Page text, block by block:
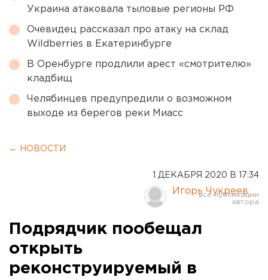
Украина атаковала тыловые регионы РФ
Очевидец рассказал про атаку на склад
Wildberries в Екатеринбурге
В Оренбурге продлили арест «смотрителю»
кладбищ
Челябинцев предупредили о возможном
выходе из берегов реки Миасс
← НОВОСТИ
1 ДЕКАБРЯ 2020 В 17:34
Игорь Чукреев
Подрядчик пообещал
открыть
реконструируемый в